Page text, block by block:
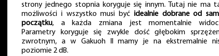
strony jednego stopnia koryguje się innym. Tutaj nie ma
możliwości i wszystko musi być idealnie dobrane od
początku, a każda zmiana jest momentalnie
Parametry koryguje się zwykle dość głębokim
zwrotnym, a w Gakuoh II mamy je na ekstremalnie
poziomie 2 dB.